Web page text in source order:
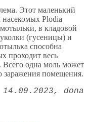
Этот маленький
насекомых Plodia
в кладовой
(гусеницы) и
способна
проходит весь
одна моль может
заражения помещения.
14.09.2023 dona